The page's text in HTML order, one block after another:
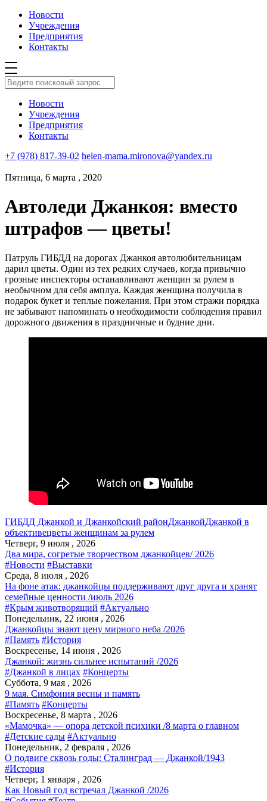
Новости
Учреждения
Предприятия
Контакты
Новости
Учреждения
Предприятия
Контакты
+7 (978) 817-39-02 helen-mama.mironova@yandex.ru
Пятница, 6 марта , 2020
Автоледи Джанкоя: вместо
штрафов — цветы!
Патруль ГИБДД на дорогах Джанкоя автолюбительницам
дарил цветы. Один из тех редких случаев, когда привычно
грозные инспекторы останавливают женщин за рулем в
необычном для себя амплуа. Каждая женщина получила в
подарок букет и теплые пожелания. При этом стражи порядка
не забывают напоминать о необходимости соблюдения правил
дорожного движения в праздничные и будние дни.
ГИБДД Джанкой и Джанкойский районДжанкойДжанкой в
объективецветы женщинам за рулем
Четверг, 9 июля , 2026
Два мира, согретые творчеством джанкойцев/ 2026
#Новости #Выставки
Среда, 8 июля , 2026
На фоне атак: джанкойцы поддерживают друг друга и хранят
семейные ценности /июль 2026
#Крым животворящий #Актуально
Понедельник, 22 июня , 2026
Джанкойцы знают цену мирного неба /2026
#Память #История
Воскресенье, 14 июня , 2026
Джанкой: жизнь сильнее испытаний /2026
#Джанкой в лицах #Концерты
Суббота, 9 мая , 2026
9 мая. Симфония весны и память
#Память #Концерты
Воскресенье, 8 марта , 2026
«Мамочка» — опора детской психики /8 марта о главном
#Детские сады #Актуально
Понедельник, 2 февраля , 2026
О подвиге сквозь годы: Сталинград — Джанкой/1943
#История
Четверг, 1 января , 2026
Как Новый год встречал Джанкой /2026